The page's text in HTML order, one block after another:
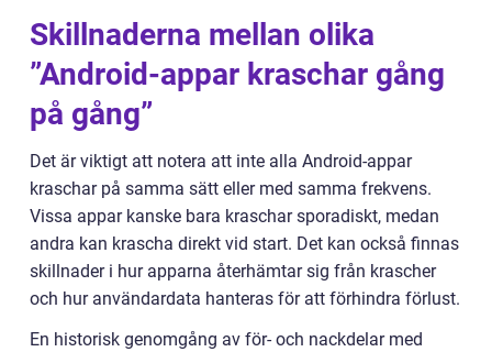
Skillnaderna mellan olika
”Android-appar kraschar gång
på gång”
Det är viktigt att notera att inte alla Android-appar
kraschar på samma sätt eller med samma frekvens.
Vissa appar kanske bara kraschar sporadiskt, medan
andra kan krascha direkt vid start. Det kan också finnas
skillnader i hur apparna återhämtar sig från krascher
och hur användardata hanteras för att förhindra förlust.
En historisk genomgång av för- och nackdelar med